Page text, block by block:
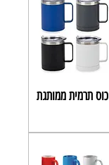
כוס תרמית ממותגת